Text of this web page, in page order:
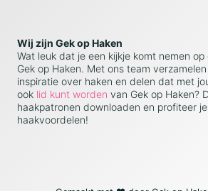
Wij zijn Gek op Haken
Wat leuk dat je een kijkje komt nemen op
Gek op Haken. Met ons team
inspiratie over haken en delen dat met
ook lid kunt worden van Gek op Haken?
haakpatronen downloaden en profiteer
haakvoordelen!